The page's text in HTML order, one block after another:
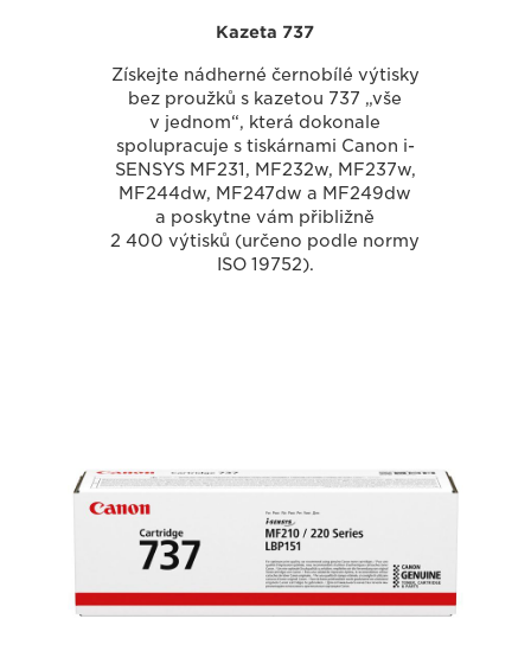
Kazeta 737
Získejte nádherné černobílé výtisky
bez proužků s kazetou 737 „vše
v jednom“, která dokonale
spolupracuje s tiskárnami Canon i-
SENSYS MF231, MF232w, MF237w,
MF244dw, MF247dw a MF249dw
a poskytne vám přibližně
2 400 výtisků (určeno podle normy
ISO 19752).